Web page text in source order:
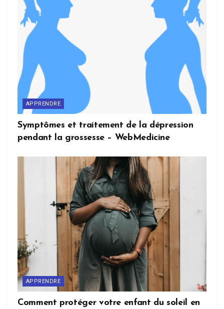
APPRENDRE
Symptômes et traitement de la dépression
pendant la grossesse – WebMedicine
APPRENDRE
Comment protéger votre enfant du soleil en